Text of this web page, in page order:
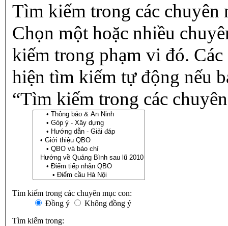
Tìm kiếm trong các chuyên
Chọn một hoặc nhiều
kiếm trong phạm vi đó.
hiện tìm kiếm tự động nếu
“Tìm kiếm trong các
Tìm kiếm trong các chuyên mục con:
Đồng ý
Không đồng ý
Tìm kiếm trong: